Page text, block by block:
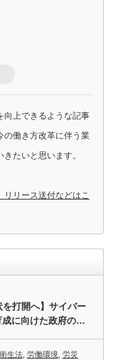
向上できるような記事
の働き方改革に伴う業
たいと思います。
リリース送付などはこ
を打開へ】サイバー
成に向けた政府の…
生法, 労働環境 労災